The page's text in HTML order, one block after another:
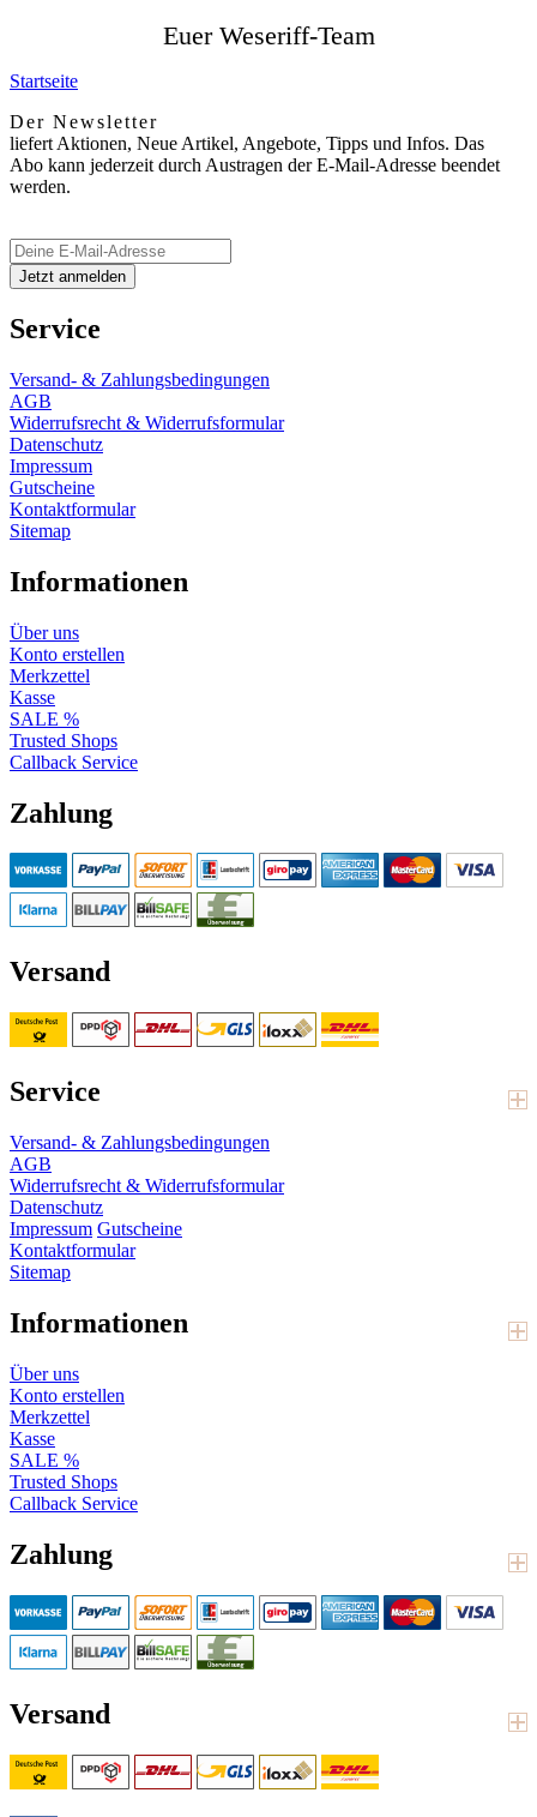
Euer Weseriff-Team
Startseite
Der Newsletter
liefert Aktionen, Neue Artikel, Angebote, Tipps und Infos. Das
Abo kann jederzeit durch Austragen der E-Mail-Adresse beendet
werden.
Service
Versand- & Zahlungsbedingungen
AGB
Widerrufsrecht & Widerrufsformular
Datenschutz
Impressum
Gutscheine
Kontaktformular
Sitemap
Informationen
Über uns
Konto erstellen
Merkzettel
Kasse
SALE %
Trusted Shops
Callback Service
Zahlung
Versand
Service
Versand- & Zahlungsbedingungen
AGB
Widerrufsrecht & Widerrufsformular
Datenschutz
Impressum Gutscheine
Kontaktformular
Sitemap
Informationen
Über uns
Konto erstellen
Merkzettel
Kasse
SALE %
Trusted Shops
Callback Service
Zahlung
Versand